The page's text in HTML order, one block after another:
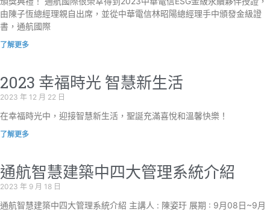
由陳子恆總經理親自出席，並從中華電信林昭陽總經理手中頒發金級證
書，通航國際
了解更多
2023 幸福時光 智慧新生活
2023 年 12 月 22 日
在幸福時光中，迎接智慧新生活，聖誕充滿喜悅和溫馨快樂！
了解更多
通航智慧建築中四大管理系統介紹
2023 年 9 月 18 日
通航智慧建築中四大管理系統介紹 主講人 : 陳姿玗 展期 : 9月08日~9月